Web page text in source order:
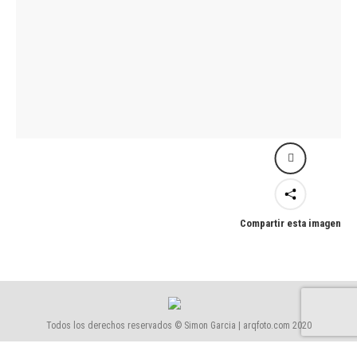
Compartir esta imagen
Todos los derechos reservados © Simon Garcia | arqfoto.com 2020